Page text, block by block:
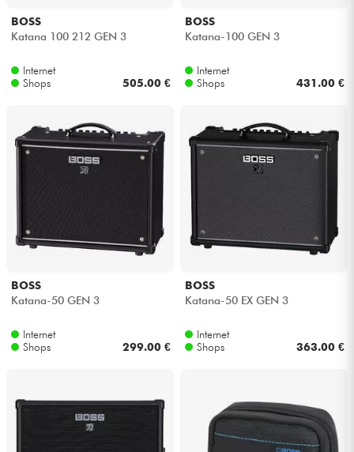
BOSS
Katana 100 212 GEN 3
Internet
Shops
505.00 €
BOSS
Katana-100 GEN 3
Internet
Shops
431.00 €
BOSS
Katana-50 GEN 3
Internet
Shops
299.00 €
BOSS
Katana-50 EX GEN 3
Internet
Shops
363.00 €